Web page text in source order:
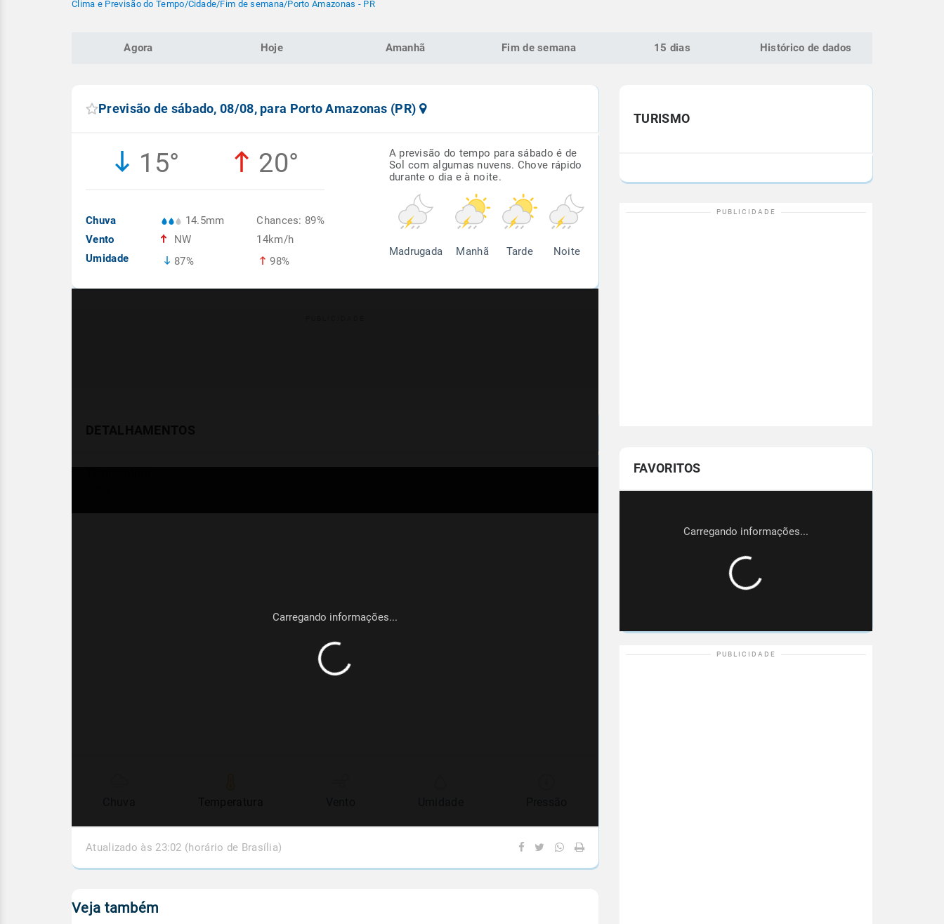
Clima e Previsão do Tempo/Cidade/Fim de semana/Porto Amazonas - PR
Agora Hoje Amanhã Fim de semana 15 dias Histórico de dados
Previsão de sábado, 08/08, para Porto Amazonas (PR)
15° 20°
Chuva
Vento
Umidade
14.5mm
NW
87%
Chances: 89%
14km/h
98%
A previsão do tempo para sábado é de
Sol com algumas nuvens. Chove rápido
durante o dia e à noite.
Madrugada Manhã Tarde Noite
Atualizado às 23:02 (horário de Brasília)
Veja também
TURISMO
FAVORITOS